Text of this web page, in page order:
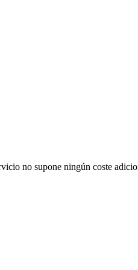
no supone ningún coste